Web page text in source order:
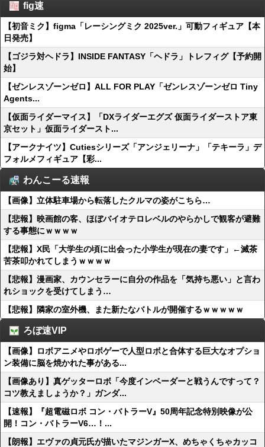
fig速
【初音ミク】figma「レーシングミク 2025ver.」可動フィギュア【本
日発売】
【ゴジラ対ヘドラ】INSIDE FANTASY「ヘドラ」トレフィグ【予約開
始】
【ゼンレスゾーンゼロ】ALL FOR PLAY「ゼンレスゾーンゼロ Tiny
Agents...
【仮面ライダーマイス】「DXライダーエグズ 仮面ライダーストア東
京セット」仮面ライダースト...
【アークナイツ】Cutiesシリーズ「アンジェリーナ」「テキーラ」デ
フォルメフィギュア【彩...
わんこーる速報
【画像】立体駐車場から転落したクルマの姿がこちら…
【悲報】映画館の客、ほぼバイオテロレベルのやらかしで観客が避難
する事態にｗｗｗｗ
【悲報】X民「大学生の頃に出会った小学生が現在の妻です」←滅茶
苦茶叩かれてしまうｗｗｗｗ
【悲報】漫画家、カウンセラーに自分の作品を「気持ち悪い」と言わ
れショックを受けてしまう…
【悲報】隣家の室外機、また新たなバトルが開催するｗｗｗｗｗ
ろぼ速VIP
【画像】ロボアニメやロボゲーで人型ロボと合体する巨大なオプショ
ン装備に脳を焼かれた事がある...
【画像あり】真ゲッターロボ「今度インベーダーと戦うんですって？
コツ教えましょうか？」ガンダ...
【速報】『超電磁ロボ コン・バトラーV』50周年記念特別映像が公
開！コン・バトラーV6…！...
【朗報】エヴァの貞元氏が描いたマジンガーX、めちゃくちゃカッコ